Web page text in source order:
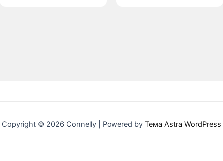
Copyright © 2026 Connelly | Powered by Тема Astra WordPress